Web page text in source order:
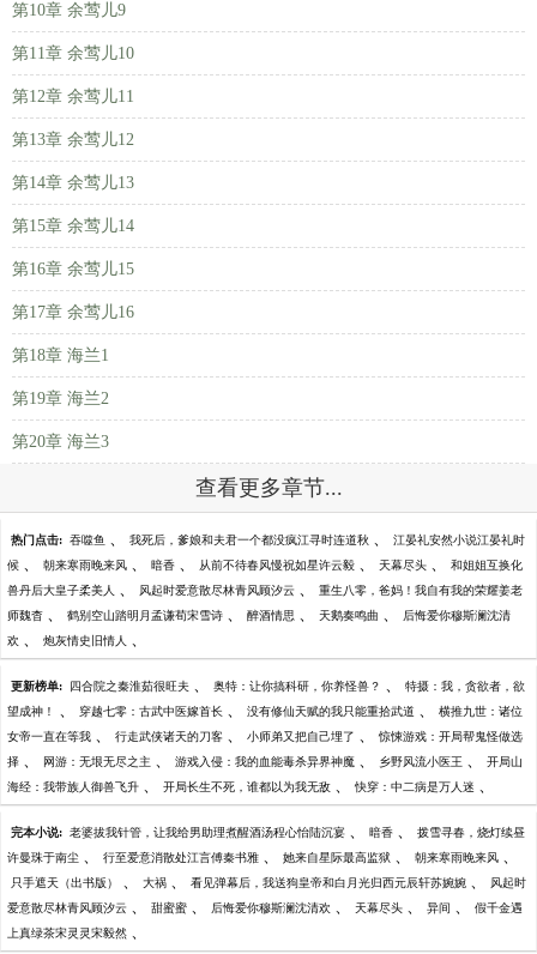
第10章 余莺儿9
第11章 余莺儿10
第12章 余莺儿11
第13章 余莺儿12
第14章 余莺儿13
第15章 余莺儿14
第16章 余莺儿15
第17章 余莺儿16
第18章 海兰1
第19章 海兰2
第20章 海兰3
查看更多章节...
热门点击: 吞噬鱼 、 我死后，爹娘和夫君一个都没疯江寻时连道秋 、 江晏礼安然小说江晏礼时
候 、 朝来寒雨晚来风 、 暗香 、 从前不待春风慢祝如星许云毅 、 天幕尽头 、 和姐姐互换化
兽丹后大皇子柔美人 、 风起时爱意散尽林青风顾汐云 、 重生八零，爸妈！我自有我的荣耀姜老
师魏杳 、 鹤别空山踏明月孟谦荀宋雪诗 、 醉酒情思 、 天鹅奏鸣曲 、 后悔爱你穆斯澜沈清
欢 、 炮灰情史旧情人 、
更新榜单: 四合院之秦淮茹很旺夫 、 奥特：让你搞科研，你养怪兽？ 、 特摄：我，贪欲者，欲
望成神！ 、 穿越七零：古武中医嫁首长 、 没有修仙天赋的我只能重拾武道 、 横推九世：诸位
女帝一直在等我 、 行走武侠诸天的刀客 、 小师弟又把自己埋了 、 惊悚游戏：开局帮鬼怪做选
择 、 网游：无垠无尽之主 、 游戏入侵：我的血能毒杀异界神魔 、 乡野风流小医王 、 开局山
海经：我带族人御兽飞升 、 开局长生不死，谁都以为我无敌 、 快穿：中二病是万人迷 、
完本小说: 老婆拔我针管，让我给男助理煮醒酒汤程心怡陆沉宴 、 暗香 、 拨雪寻春，烧灯续昼
许曼珠于南尘 、 行至爱意消散处江言傅秦书雅 、 她来自星际最高监狱 、 朝来寒雨晚来风 、
只手遮天（出书版） 、 大祸 、 看见弹幕后，我送狗皇帝和白月光归西元辰轩苏婉婉 、 风起时
爱意散尽林青风顾汐云 、 甜蜜蜜 、 后悔爱你穆斯澜沈清欢 、 天幕尽头 、 异间 、 假千金遇
上真绿茶宋灵灵宋毅然 、